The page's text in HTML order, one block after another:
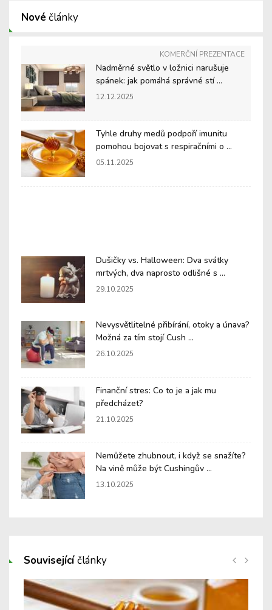
Nové články
KOMERČNÍ PREZENTACE
Nadměrné světlo v ložnici narušuje
spánek: jak pomáhá správné stí ...
12.12.2025
Tyhle druhy medů podpoří imunitu
pomohou bojovat s respiračními o ...
05.11.2025
Dušičky vs. Halloween: Dva svátky
mrtvých, dva naprosto odlišné s ...
29.10.2025
Nevysvětlitelné přibírání, otoky a únava?
Možná za tím stojí Cush ...
26.10.2025
Finanční stres: Co to je a jak mu
předcházet?
21.10.2025
Nemůžete zhubnout, i když se snažíte?
Na vině může být Cushingův ...
13.10.2025
Souvisejícíčlánky